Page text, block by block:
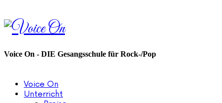
Voice
On
Voice On - DIE Gesangsschule für Rock-/Pop
Voice On
Unterricht